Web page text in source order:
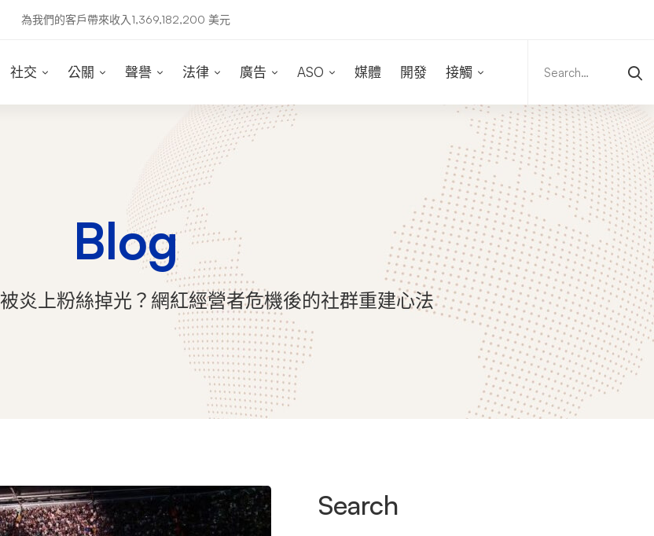
為我們的客戶帶來收入1,369,182,200 美元
社交 公關 聲譽 法律 廣告 ASO 媒體 開發 接觸
for:
Blog
被炎上粉絲掉光？網紅經營者危機後的社群重建心法
Search